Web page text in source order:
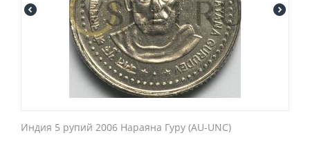
Индия 5 рупий 2006 Нараяна Гуру (AU-UNC)